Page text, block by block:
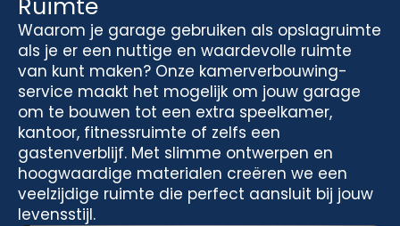
Ruimte
Waarom je garage gebruiken als opslagruimte
als je er een nuttige en waardevolle ruimte
van kunt maken? Onze kamerverbouwing-
service maakt het mogelijk om jouw garage
om te bouwen tot een extra speelkamer,
kantoor, fitnessruimte of zelfs een
gastenverblijf. Met slimme ontwerpen en
hoogwaardige materialen creëren we een
veelzijdige ruimte die perfect aansluit bij jouw
levensstijl.